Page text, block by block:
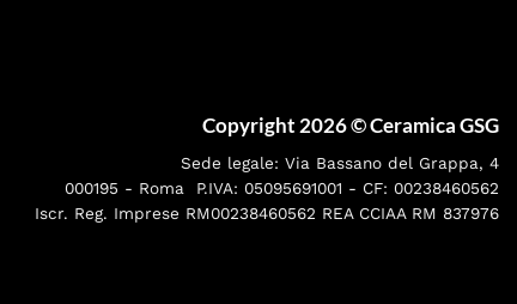
Copyright 2026 ©Ceramica GSG
Sede legale: Via Bassano del Grappa, 4
000195 - Roma P.IVA: 05095691001 - CF: 00238460562
Iscr. Reg. Imprese RM00238460562 REA CCIAA RM 837976